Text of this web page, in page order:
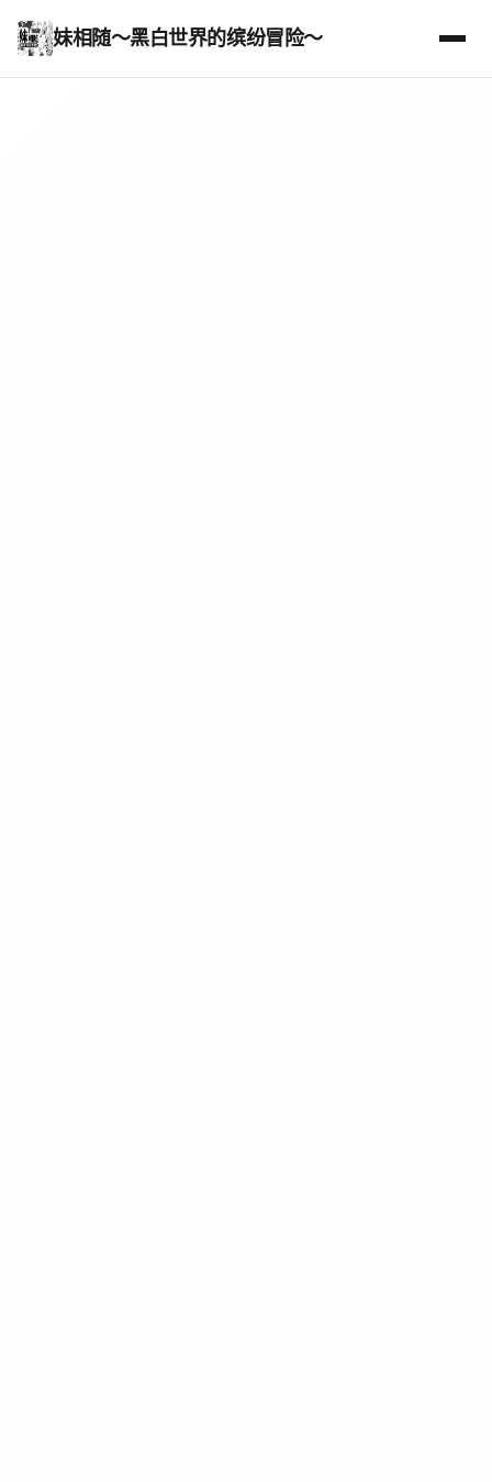
妹相随～黑白世界的缤纷冒险～